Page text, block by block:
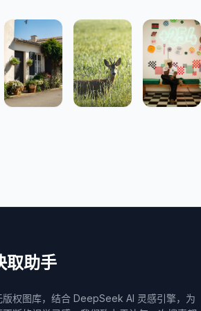
取助手
版权图库，结合 DeepSeek AI 灵感引擎，为